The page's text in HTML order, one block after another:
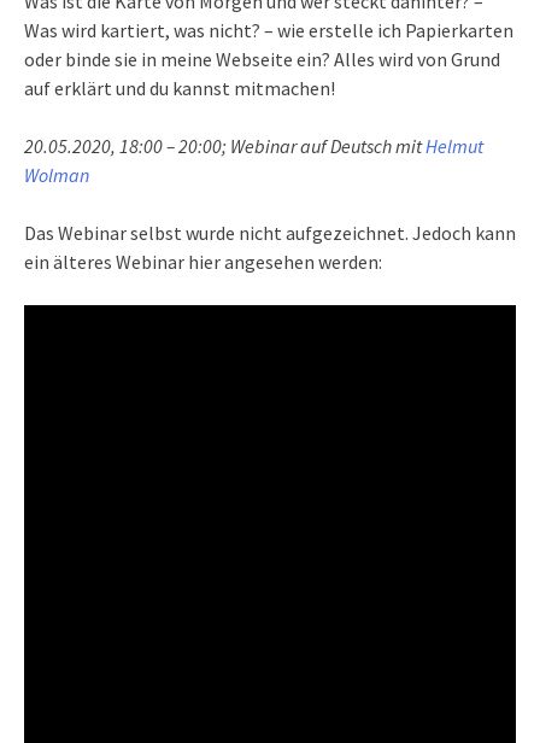
Was wird kartiert, was nicht? – wie erstelle ich Papierkarten
oder binde sie in meine Webseite ein? Alles wird von Grund
auf erklärt und du kannst mitmachen!
20.05.2020, 18:00 – 20:00; Webinar auf Deutsch mitHelmut
Wolman
Das Webinar selbst wurde nicht aufgezeichnet. Jedoch kann
ein älteres Webinar hier angesehen werden: